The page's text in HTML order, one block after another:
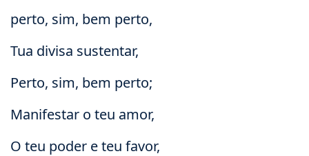
perto, sim, bem perto,
Tua divisa sustentar,
Perto, sim, bem perto;
Manifestar o teu amor,
O teu poder e teu favor,